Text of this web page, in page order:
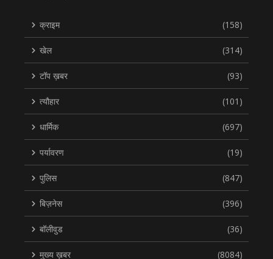
क्राइम (158)
खेल (314)
टॉप ख़बर (93)
त्यौहार (101)
धार्मिक (697)
पर्यावरण (19)
पुलिस (847)
बिज़नेस (396)
बॉलीवुड (36)
मुख्य ख़बर (8084)